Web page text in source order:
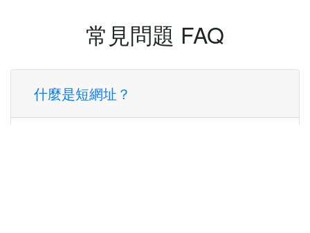
常見問題 FAQ
什麼是短網址？